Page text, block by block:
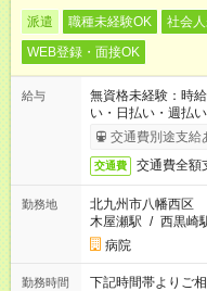
派遣 職種未経験OK 社会
WEB登録・面接OK
給与
無資格未経験：
い・日払い・週払
交通費別途支給
交通費 交通費全額
勤務地
北九州市八幡西区
木屋瀬駅 / 西黒崎
病院
勤務時間
下記時間帯より